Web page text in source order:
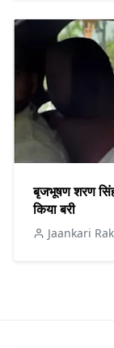
बृजभूषण शरण
किया बरी
Jaankari